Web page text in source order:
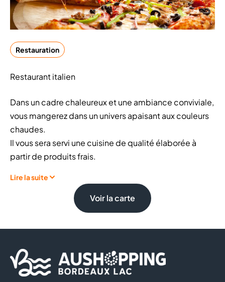
Restauration
Restaurant italien
Dans un cadre chaleureux et une ambiance conviviale,
vous mangerez dans un univers apaisant aux couleurs
chaudes.
Il vous sera servi une cuisine de qualité élaborée à
partir de produits frais.
Lire la suite
Voir la carte